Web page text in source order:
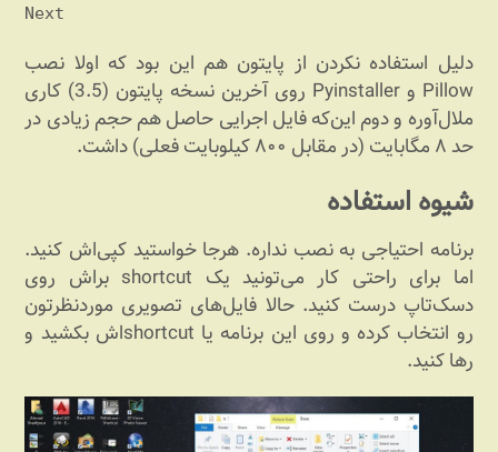
Next
دلیل استفاده نکردن از پایتون هم این بود که اولا نصب
Pillow و Pyinstaller روی آخرین نسخه پایتون (3.5) کاری
ملال‌آوره و دوم این‌که فایل اجرایی حاصل هم حجم زیادی در
حد ۸ مگابایت (در مقابل ۸۰۰ کیلوبایت فعلی) داشت.
شیوه استفاده
برنامه احتیاجی به نصب نداره. هرجا خواستید کپی‌اش کنید.
اما برای راحتی کار می‌تونید یک shortcut براش روی
دسک‌تاپ درست کنید. حالا فایل‌های تصویری موردنظرتون
رو انتخاب کرده و روی این برنامه یا shortcutاش بکشید و
رها کنید.